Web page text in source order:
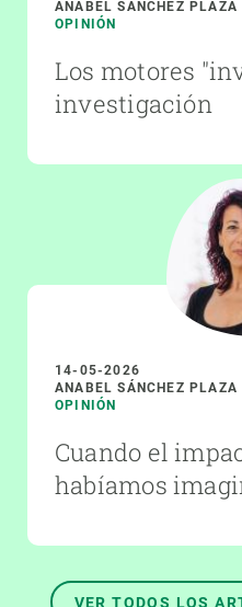
ANABEL SÁNCHEZ PLAZA
OPINIÓN
Los motores
investigación
14-05-2026
ANABEL SÁNCHEZ PLAZA
OPINIÓN
Cuando el
habíamos
VER TODOS LOS